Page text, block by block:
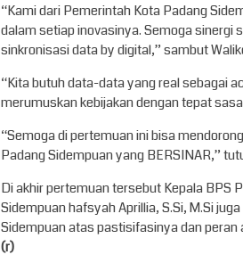
“Kami dari Pemerintah Kota Padang
dalam setiap inovasinya. Semoga sinergi
sinkronisasi data by digital,” sambut
“Kita butuh data-data yang real sebagai
merumuskan kebijakan dengan tepat
“Semoga di pertemuan ini bisa
Padang Sidempuan yang BERSINAR,”
Di akhir pertemuan tersebut Kepala BPS
Sidempuan hafsyah Aprillia, S.Si, M.Si
Sidempuan atas pastisifasinya dan
(r)